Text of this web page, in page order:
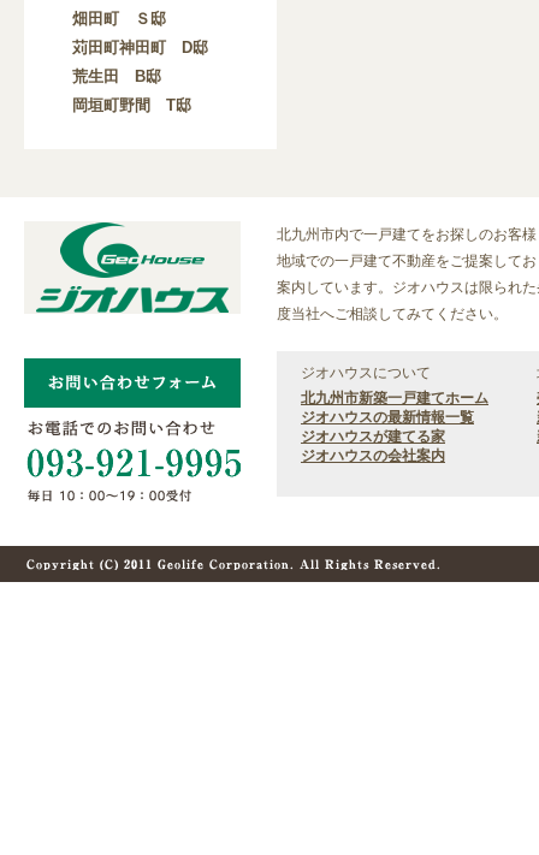
畑田町 Ｓ邸
苅田町神田町 D邸
荒生田 B邸
岡垣町野間 T邸
北九州市内で一戸建てをお探しのお客
地域での一戸建て不動産をご提案して
案内しています。ジオハウスは限られ
度当社へご相談してみてください。
ジオハウスについて
北九州市新築一戸建てホーム
ジオハウスの最新情報一覧
ジオハウスが建てる家
ジオハウスの会社案内